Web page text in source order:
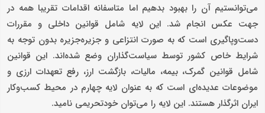
می‌توانستیم آن را بهبود بدهیم اما متاسفانه اقدامات تقریبا همه در
جهت عکس انجام شد. این لایه شامل قوانین داخلی و مقررات
دست‌وپاگیری است که به صورت انتزاعی و جزیره‌جزیره بدون توجه به
شرایط خاص کشور توسط سیاست‌گذاران وضع شده‌اند. این قوانین
شامل قوانین گمرک، بیمه، مالیات، بازگشت ارز، رفع تعهدات ارزی و
موضوعات عدیده‌ای است که به عنوان لایه چهارم در محیط کسب‌وکار
ایران اثرگذار هستند. این لایه را می‌توان خودتحریمی نامید.